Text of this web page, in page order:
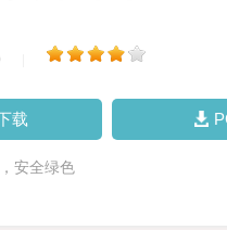
载
安全绿色